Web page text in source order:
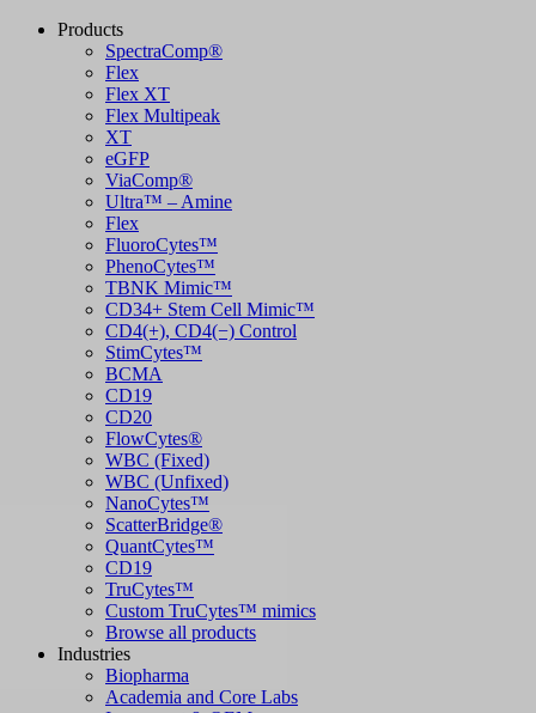
Products
SpectraComp®
Flex
Flex XT
Flex Multipeak
XT
eGFP
ViaComp®
Ultra™ – Amine
Flex
FluoroCytes™
PhenoCytes™
TBNK Mimic™
CD34+ Stem Cell Mimic™
CD4(+), CD4(−) Control
StimCytes™
BCMA
CD19
CD20
FlowCytes®
WBC (Fixed)
WBC (Unfixed)
NanoCytes™
ScatterBridge®
QuantCytes™
CD19
TruCytes™
Custom TruCytes™ mimics
Browse all products
Industries
Biopharma
Academia and Core Labs